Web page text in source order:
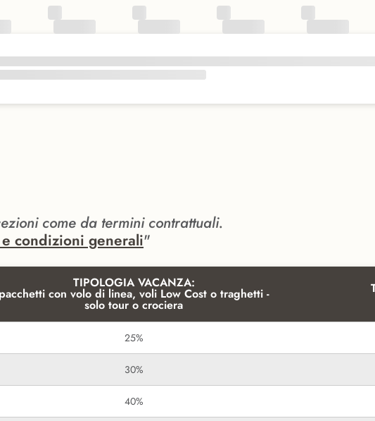
come da termini contrattuali.
condizioni generali"
TIPOLOGIA VACANZA:
pacchetti con volo di linea, voli Low Cost o traghetti -
solo tour o crociera
25%
30%
40%